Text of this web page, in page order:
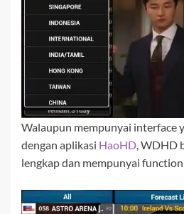
Walaupun mempunyai interface
dengan aplikasi HaoHD, WDHD
lengkap dan mempunyai